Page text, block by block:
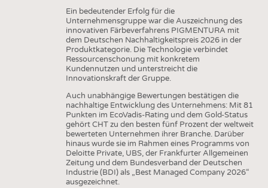
Ein bedeutender Erfolg für die
Unternehmensgruppe war die Auszeichnung des
innovativen Färbeverfahrens PIGMENTURA mit
dem Deutschen Nachhaltigkeitspreis 2026 in der
Produktkategorie. Die Technologie verbindet
Ressourcenschonung mit konkretem
Kundennutzen und unterstreicht die
Innovationskraft der Gruppe.
Auch unabhängige Bewertungen bestätigen die
nachhaltige Entwicklung des Unternehmens: Mit 81
Punkten im EcoVadis-Rating und dem Gold-Status
gehört CHT zu den besten fünf Prozent der weltweit
bewerteten Unternehmen ihrer Branche. Darüber
hinaus wurde sie im Rahmen eines Programms von
Deloitte Private, UBS, der Frankfurter Allgemeinen
Zeitung und dem Bundesverband der Deutschen
Industrie (BDI) als „Best Managed Company 2026“
ausgezeichnet.